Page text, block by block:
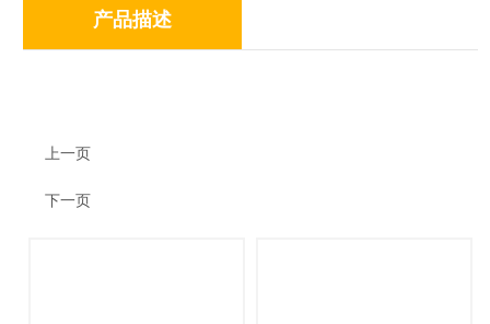
产品描述
上一页
下一页